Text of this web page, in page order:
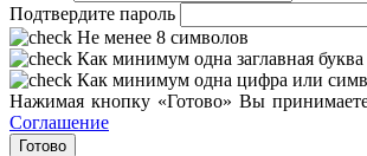
Подтвердите пароль
Не менее 8 символов
Как минимум одна заглавная буква
Как минимум одна цифра или
Нажимая кнопку «Готово» Вы
Соглашение
Готово